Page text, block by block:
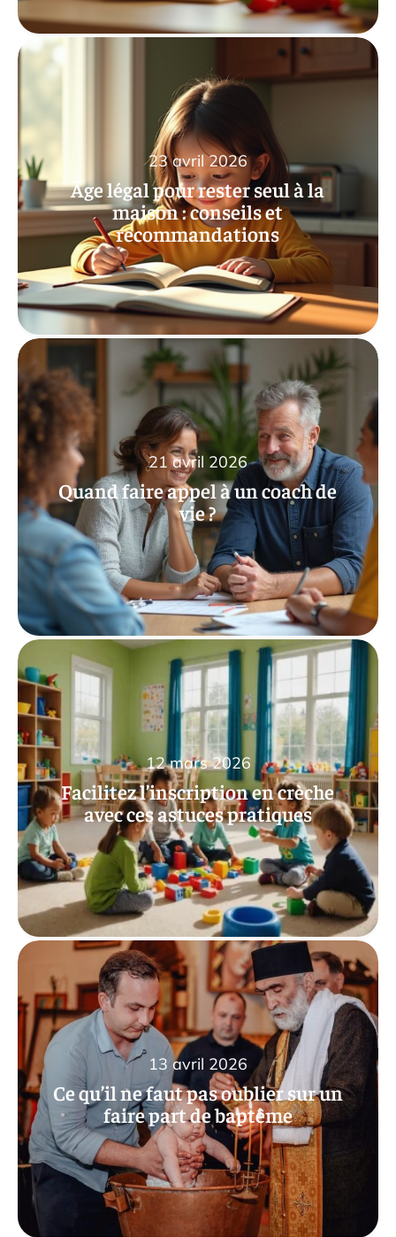
Âge légal pour rester seul à la
maison : conseils et
recommandations
23 avril 2026
Quand faire appel à un coach de
vie ?
21 avril 2026
Facilitez l’inscription en crèche
avec ces astuces pratiques
12 mars 2026
Ce qu’il ne faut pas oublier sur un
faire part de baptême
13 avril 2026